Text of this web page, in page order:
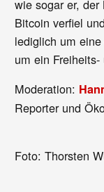
wie sogar er, der
Bitcoin verfiel
lediglich um
um ein
Moderation:
Reporter und
Foto: Thorsten